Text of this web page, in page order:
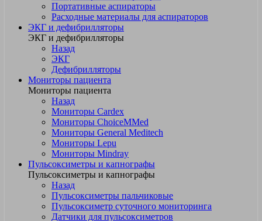
Портативные аспираторы
Расходные материалы для аспираторов
ЭКГ и дефибрилляторы
ЭКГ и дефибрилляторы
Назад
ЭКГ
Дефибрилляторы
Мониторы пациента
Мониторы пациента
Назад
Мониторы Cardex
Мониторы ChoiceMMed
Мониторы General Meditech
Мониторы Lepu
Мониторы Mindray
Пульсоксиметры и капнографы
Пульсоксиметры и капнографы
Назад
Пульсоксиметры пальчиковые
Пульсоксиметр суточного мониторинга
Датчики для пульсоксиметров